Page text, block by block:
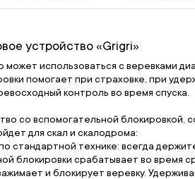
устройство «Grigri»
может использоваться с веревками
помогает при страховке, при
контроль во время спуска.
со вспомогательной блокировкой,
для скал и скалодрома:
стандартной технике: всегда
блокировки срабатывает во время
и блокирует веревку.